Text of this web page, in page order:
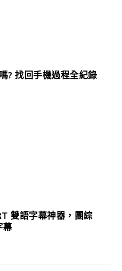
? 找回手機過程全紀錄
雙語字幕神器，團綜
幕